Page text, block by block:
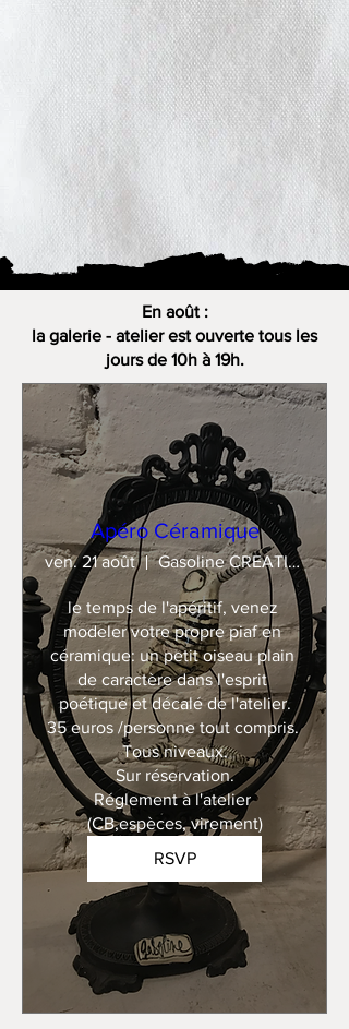
En août :
la galerie - atelier est ouverte tous les
jours de 10h à 19h.
Apéro Céramique
ven. 21 août Gasoline CREATION
le temps de l'apéritif, venez
modeler votre propre piaf en
céramique: un petit oiseau plain
de caractère dans l'esprit
poétique et décalé de l'atelier.
35 euros /personne tout compris.
Tous niveaux.
Sur réservation.
Réglement à l'atelier
(CB,espèces, virement)
RSVP